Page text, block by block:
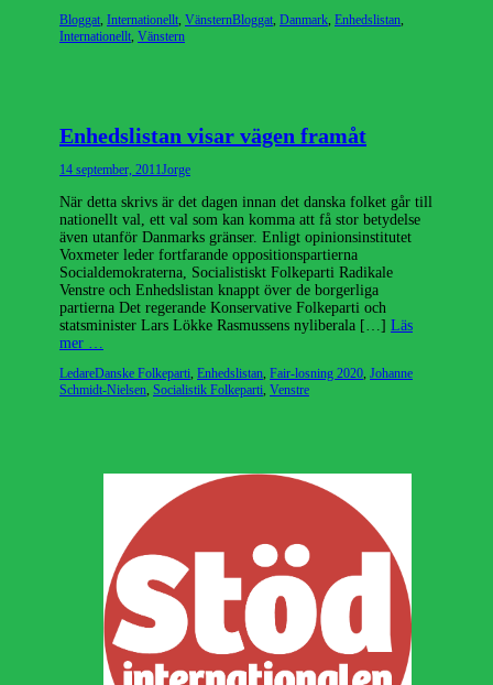
Kategorier
Bloggat, Internationellt, VänsternEtiketter
Bloggat, Danmark, Enhedslistan,
Internationellt, Vänstern
Enhedslistan visar vägen framåt
Publicerad
14 september, 2011Författare
Jorge
När detta skrivs är det dagen innan det danska folket går till
nationellt val, ett val som kan komma att få stor betydelse
även utanför Danmarks gränser. Enligt opinionsinstitutet
Voxmeter leder fortfarande oppositionspartierna
Socialdemokraterna, Socialistiskt Folkeparti Radikale
Venstre och Enhedslistan knappt över de borgerliga
partierna Det regerande Konservative Folkeparti och
statsminister Lars Lökke Rasmussens nyliberala […] Läs
mer …
Kategorier
LedareEtiketter
Danske Folkeparti, Enhedslistan, Fair-losning 2020, Johanne
Schmidt-Nielsen, Socialistik Folkeparti, Venstre